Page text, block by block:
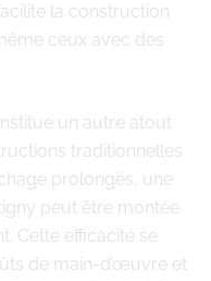
la construction
ceux avec des
un autre atout
traditionnelles
prolongés, une
peut être montée
Cette efficacité se
de main-d’œuvre et